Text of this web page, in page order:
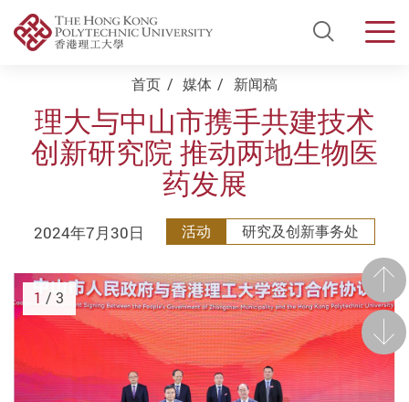
Open
Start main content首页 媒体 新闻稿
理大与中山市携手共建技术
创新研究院 推动两地生物医
药发展
2024年7月30日 活动 研究及创新事务处
前
后一
1 / 3